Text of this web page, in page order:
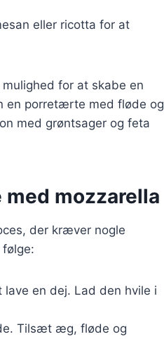
eller ricotta for at
for at skabe en
en porretærte med fløde og
med grøntsager og feta
mozzarella
der kræver nogle
en dej. Lad den hvile i
Tilsæt æg, fløde og